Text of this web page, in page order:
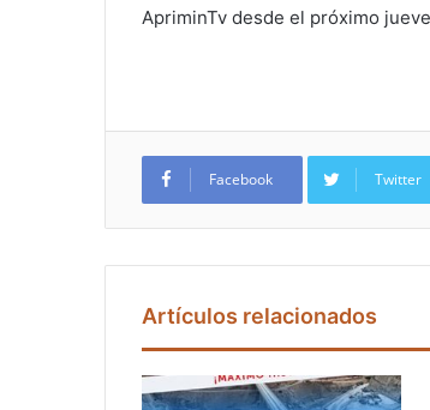
ApriminTv desde el próximo
Facebook Twitter
Artículos relacionados